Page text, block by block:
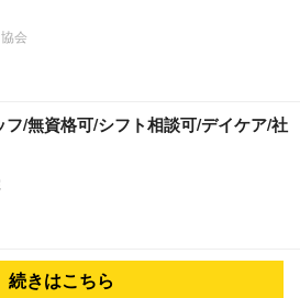
会
フ/無資格可/シフト相談可/デイケア/社
続きはこちら